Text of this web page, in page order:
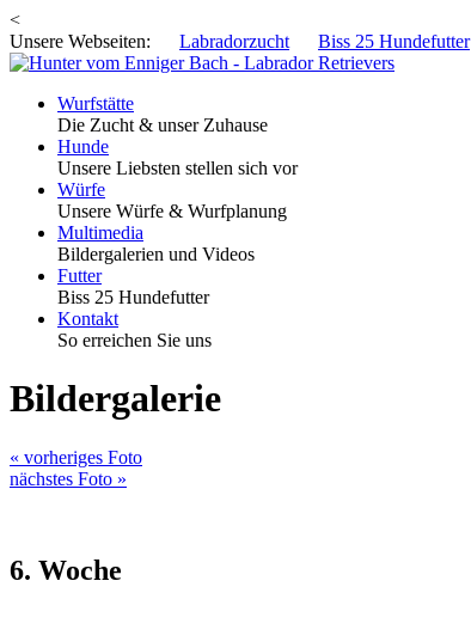
<
Unsere Webseiten: Labradorzucht Biss 25 Hundefutter
Wurfstätte
Die Zucht & unser Zuhause
Hunde
Unsere Liebsten stellen sich vor
Würfe
Unsere Würfe & Wurfplanung
Multimedia
Bildergalerien und Videos
Futter
Biss 25 Hundefutter
Kontakt
So erreichen Sie uns
Bildergalerie
« vorheriges Foto
nächstes Foto »
6. Woche